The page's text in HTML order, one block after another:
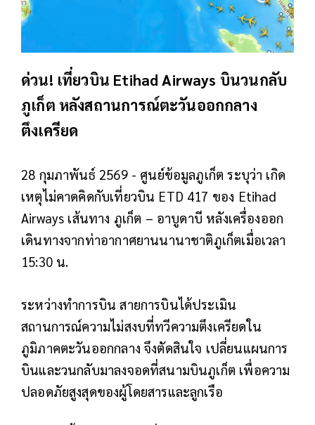
ด่วน! เที่ยวบิน Etihad Airways บินวนกลับ
ภูเก็ต หลังสถานการณ์ตะวันออกกลาง
ตึงเครียด
28 กุมภาพันธ์ 2569 - ศูนย์ข้อมูลภูเก็ต ระบุว่า เกิด
เหตุไม่คาดคิดกับเที่ยวบิน ETD 417 ของ Etihad
Airways เส้นทาง ภูเก็ต – อาบูดาบี หลังเครื่องออก
เดินทางจากท่าอากาศยานนานาชาติภูเก็ตเมื่อเวลา
15:30 น.
ระหว่างทำการบิน สายการบินได้ประเมิน
สถานการณ์ความไม่สงบที่ทวีความตึงเครียดใน
ภูมิภาคตะวันออกกลาง จึงตัดสินใจ เปลี่ยนแผนการ
บินและวนกลับมาลงจอดที่สนามบินภูเก็ต เพื่อความ
ปลอดภัยสูงสุดของผู้โดยสารและลูกเรือ